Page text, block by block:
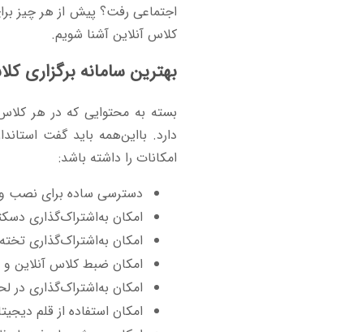
اجتماعی رفت؟ پیش از هر چیز
کلاس آنلاین آشنا شویم.
بهترین سامانه برگزاری
بسته به محتوایی که در هر
دارد. بااین‌همه باید گفت
امکانات را داشته باشد:
دسترسی ساده برای نصب و
امکان به‌اشتراک‌گذاری
امکان به‌اشتراک‌گذاری
امکان ضبط کلاس آنلاین و
امکان به‌اشتراک‌گذاری در
امکان استفاده از قلم